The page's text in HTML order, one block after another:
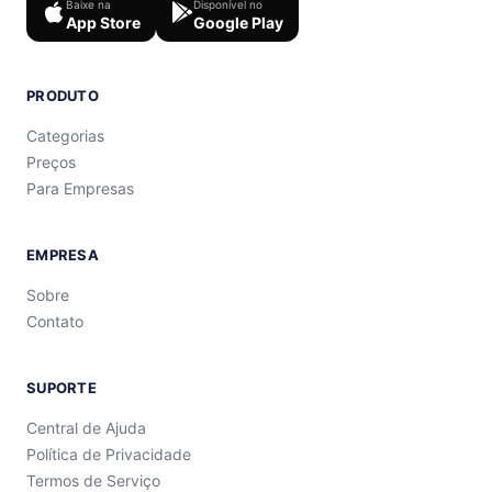
Baixe na
App Store
Disponível no
Google Play
PRODUTO
Categorias
Preços
Para Empresas
EMPRESA
Sobre
Contato
SUPORTE
Central de Ajuda
Política de Privacidade
Termos de Serviço